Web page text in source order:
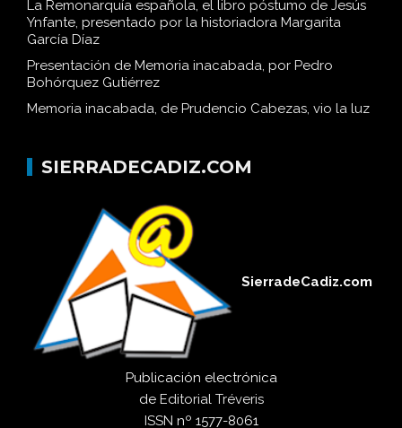
La Remonarquía española, el libro póstumo de Jesús
Ynfante, presentado por la historiadora Margarita
García Díaz
Presentación de Memoria inacabada, por Pedro
Bohórquez Gutiérrez
Memoria inacabada, de Prudencio Cabezas, vio la luz
SIERRADECADIZ.COM
SierradeCadiz.com
Publicación electrónica
de Editorial Tréveris
ISSN nº 1577-8061